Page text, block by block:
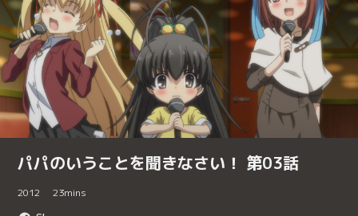
パパのいうことを聞きなさい！ 第03話
2012 23mins